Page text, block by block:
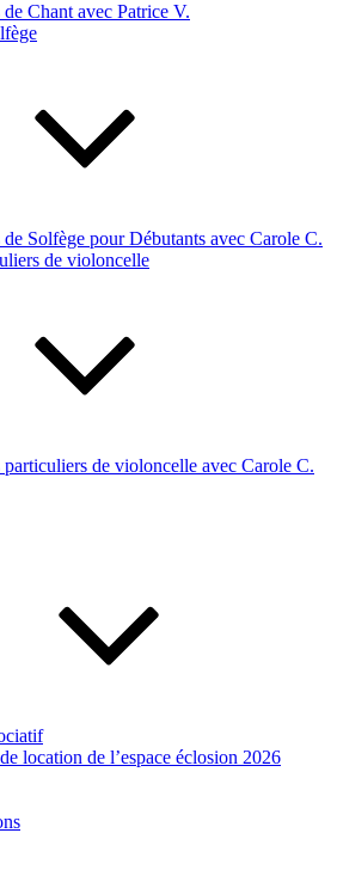
Chant avec Patrice V.
de Solfège pour Débutants avec Carole C.
de violoncelle
particuliers de violoncelle avec Carole C.
location de l’espace éclosion 2026